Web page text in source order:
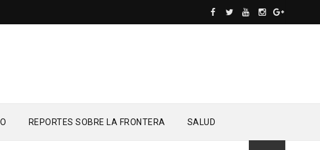
REPORTES SOBRE LA FRONTERA SALUD